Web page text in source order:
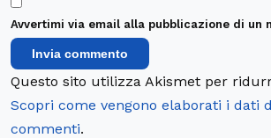
Avvertimi via email alla pubblicazione di un
Questo sito utilizza Akismet per
Scopri come vengono elaborati i dati
commenti.